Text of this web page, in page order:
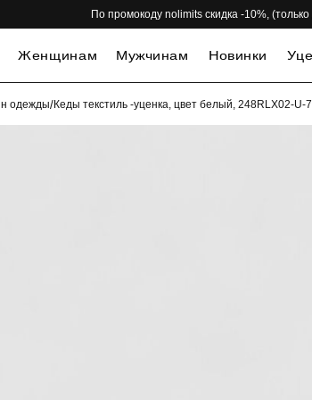
По промокоду nolimits скидка -10%,
Женщинам Мужчинам Новинки
одежды/Кеды текстиль -уценка, цвет белый, 248RLX02-U-